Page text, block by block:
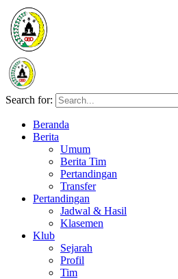
Search for:
Beranda
Berita
Umum
Berita Tim
Pertandingan
Transfer
Pertandingan
Jadwal & Hasil
Klasemen
Klub
Sejarah
Profil
Tim